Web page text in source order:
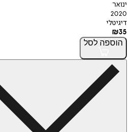
ינואר
2020
דיגיטלי
₪35
הוספה לסל